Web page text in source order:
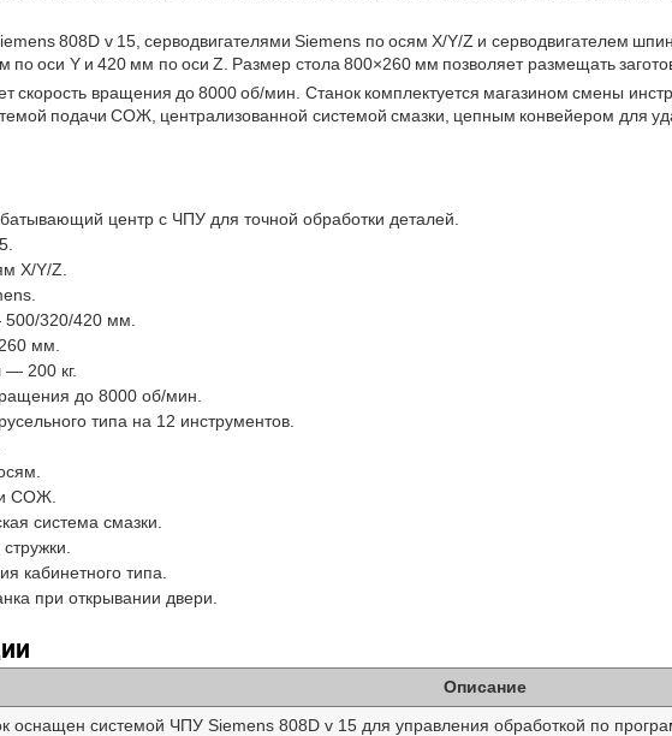
808D v 15, серводвигателями Siemens по осям X/Y/Z и серводвигателем
оси Y и 420 мм по оси Z. Размер стола 800×260 мм позволяет размещать
скорость вращения до 8000 об/мин. Станок комплектуется магазином смены
подачи СОЖ, централизованной системой смазки, цепным конвейером для
центр с ЧПУ для точной обработки деталей.
X/Y/Z.
320/420 мм.
мм.
— 200 кг.
до 8000 об/мин.
типа на 12 инструментов.
СОЖ.
система смазки.
кабинетного типа.
при открывании двери.
Описание
оснащен системой ЧПУ Siemens 808D v 15 для управления обработкой по